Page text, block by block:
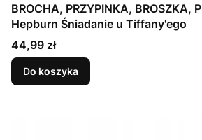
BROCHA, PRZYPINKA, BROSZKA,
Hepburn Śniadanie u Tiffany'ego
Cena
44,99 zł
Do koszyka